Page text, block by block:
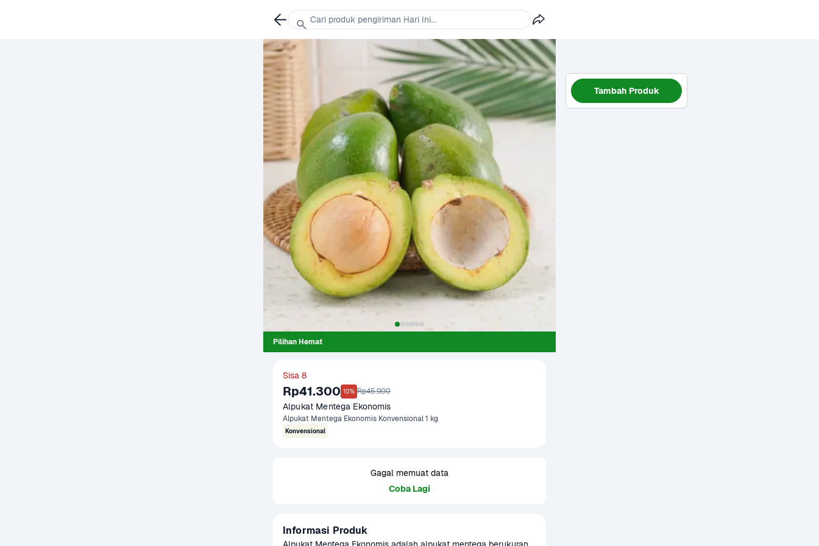
Pilihan Hemat
Sisa 8
Rp41.300 10% Rp45.900
Alpukat Mentega Ekonomis
Alpukat Mentega Ekonomis Konvensional 1 kg
Konvensional
Gagal memuat data
Coba Lagi
Informasi Produk
Tambah Produk
Cari produk pengiriman Hari Ini...